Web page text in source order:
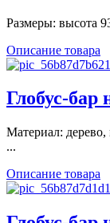
Размеры: высота
Описание товара
Глобус-бар
Материал:
...
Описание товара